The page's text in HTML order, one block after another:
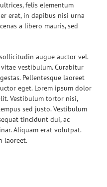
felis elementum
erat, in dapibus nisi urna
a libero mauris, sed
augue auctor vel.
vestibulum. Curabitur
Pellentesque laoreet
eget. Lorem ipsum dolor
Vestibulum tortor nisi,
sed justo. Vestibulum
tincidunt dui, ac
Aliquam erat volutpat.
laoreet.